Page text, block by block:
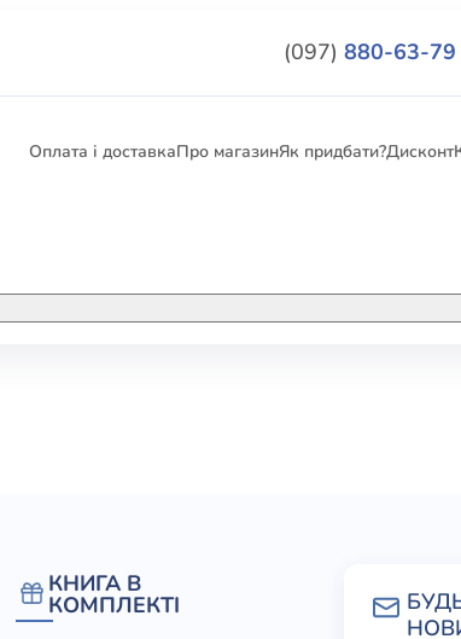
(097) 880-63-79
Оплата і доставкаПро магазинЯк придбати?Дисконт
ЕЛЕКТРОННІ КНИГИ
КНИГА В
КОМПЛЕКТІ